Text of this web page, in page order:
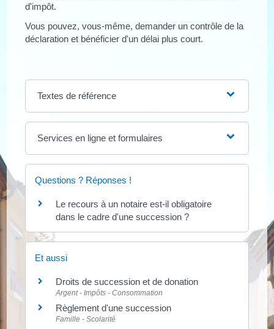
d'impôt.
Vous pouvez, vous-même, demander un contrôle de la
déclaration et bénéficier d'un délai plus court.
Textes de référence
Services en ligne et formulaires
Questions ? Réponses !
Le recours à un notaire est-il obligatoire
dans le cadre d'une succession ?
Et aussi
Droits de succession et de donation
Argent - Impôts - Consommation
Règlement d'une succession
Famille - Scolarité